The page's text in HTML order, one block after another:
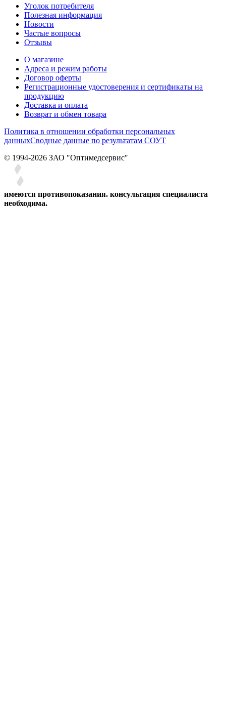
Уголок потребителя
Полезная информация
Новости
Частые вопросы
Отзывы
О магазине
Адреса и режим работы
Договор оферты
Регистрационные удостоверения и сертификаты на
продукцию
Доставка и оплата
Возврат и обмен товара
Политика в отношении обработки персональных
данныхСводные данные по результатам СОУТ
© 1994-2026 ЗАО ″Оптимедсервис″
имеются противопоказания. консультация специалиста
необходима.